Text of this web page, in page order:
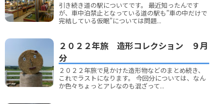
引き続き道の駅についてです。 最近知ったんです
が、車中泊禁止となっている道の駅も”車の中だけで
完結している仮眠”については問題...
２０２２年旅 造形コレクション ９月
分
２０２２年旅で見かけた造形物などのまとめ続き、
これでラストになります。 今回分については、なん
か色々ちょっとアレなのも混ざって...